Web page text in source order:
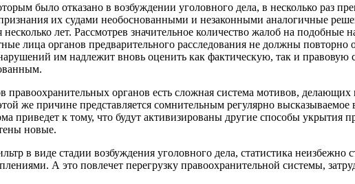
было отказано в возбуждении уголовного дела, в несколько раз
их судами необоснованными и незаконными аналогичные
несколько лет. Рассмотрев значительное количество жалоб на
лица органов предварительного расследования не должны
им надлежит вновь оценить как фактическую, так и правовую
правоохранительных органов есть сложная система мотивов,
же причине представляется сомнительным регулярно
приведет к тому, что будут активизированы другие способы укрытия
новые.
в виде стадии возбуждения уголовного дела, статистика неизбежно
А это повлечет перегрузку правоохранительной системы,